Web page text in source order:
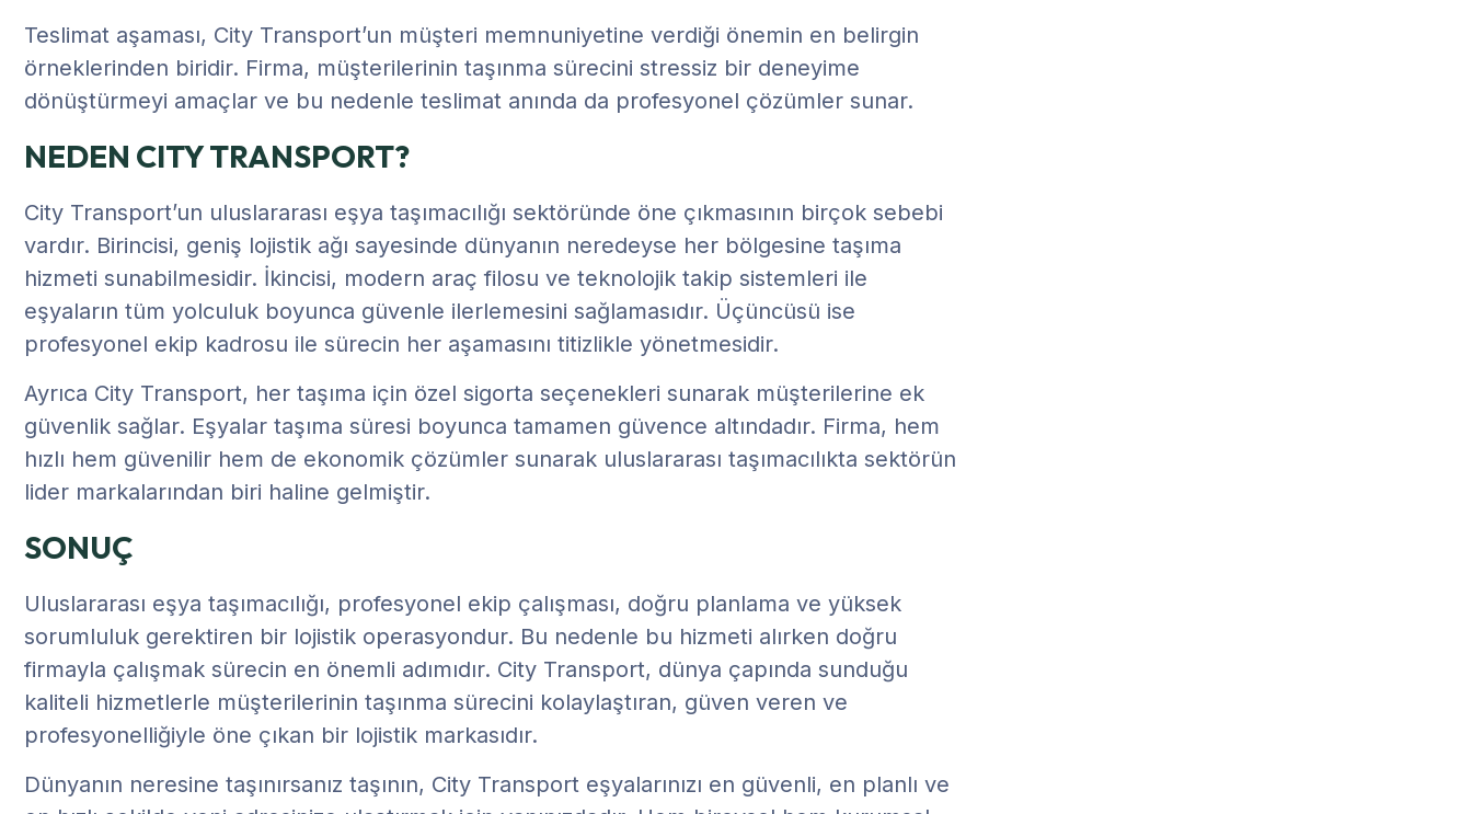
Teslimat aşaması, City Transport’un müşteri memnuniyetine verdiği önemin en belirgin
örneklerinden biridir. Firma, müşterilerinin taşınma sürecini stressiz bir deneyime
dönüştürmeyi amaçlar ve bu nedenle teslimat anında da profesyonel çözümler sunar.
NEDEN CITY TRANSPORT?
City Transport’un uluslararası eşya taşımacılığı sektöründe öne çıkmasının birçok sebebi
vardır. Birincisi, geniş lojistik ağı sayesinde dünyanın neredeyse her bölgesine taşıma
hizmeti sunabilmesidir. İkincisi, modern araç filosu ve teknolojik takip sistemleri ile
eşyaların tüm yolculuk boyunca güvenle ilerlemesini sağlamasıdır. Üçüncüsü ise
profesyonel ekip kadrosu ile sürecin her aşamasını titizlikle yönetmesidir.
Ayrıca City Transport, her taşıma için özel sigorta seçenekleri sunarak müşterilerine ek
güvenlik sağlar. Eşyalar taşıma süresi boyunca tamamen güvence altındadır. Firma, hem
hızlı hem güvenilir hem de ekonomik çözümler sunarak uluslararası taşımacılıkta sektörün
lider markalarından biri haline gelmiştir.
SONUÇ
Uluslararası eşya taşımacılığı, profesyonel ekip çalışması, doğru planlama ve yüksek
sorumluluk gerektiren bir lojistik operasyondur. Bu nedenle bu hizmeti alırken doğru
firmayla çalışmak sürecin en önemli adımıdır. City Transport, dünya çapında sunduğu
kaliteli hizmetlerle müşterilerinin taşınma sürecini kolaylaştıran, güven veren ve
profesyonelliğiyle öne çıkan bir lojistik markasıdır.
Dünyanın neresine taşınırsanız taşının, City Transport eşyalarınızı en güvenli, en planlı ve